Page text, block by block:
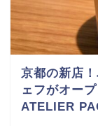
京都の新店
ェフがオー
ATELIER